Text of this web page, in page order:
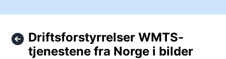
Driftsforstyrrelser WMTS-
tjenestene fra Norge i bilder